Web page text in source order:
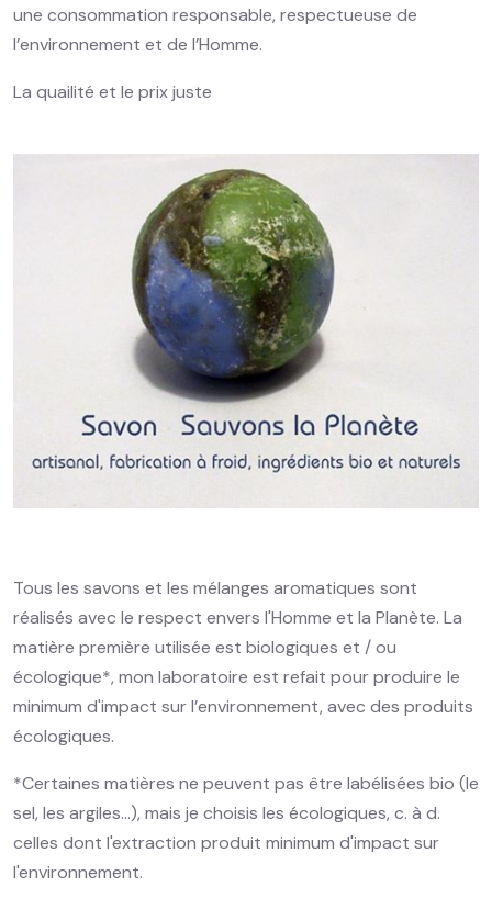
une consommation responsable, respectueuse de
l’environnement et de l’Homme.
La quailité et le prix juste
Tous les savons et les mélanges aromatiques sont
réalisés avec le respect envers l'Homme et la Planète. La
matière première utilisée est biologiques et / ou
écologique*, mon laboratoire est refait pour produire le
minimum d'impact sur l’environnement, avec des produits
écologiques.
*Certaines matières ne peuvent pas être labélisées bio (le
sel, les argiles...), mais je choisis les écologiques, c. à d.
celles dont l'extraction produit minimum d'impact sur
l'environnement.